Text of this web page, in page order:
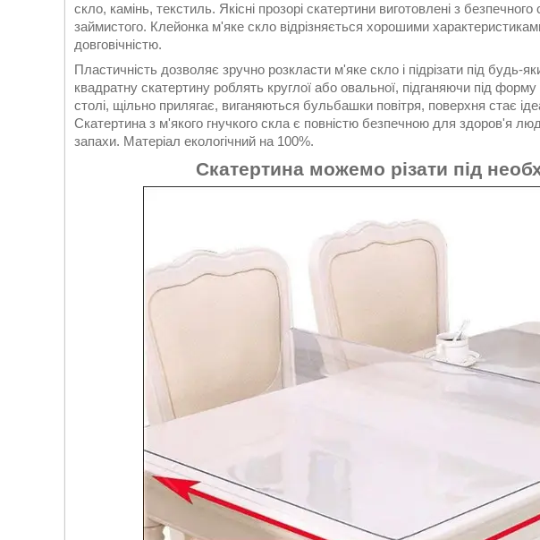
скло, камінь, текстиль. Якісні прозорі скатертини виготовлені з безпечного
займистого. Клейонка м'яке скло відрізняється хорошими характеристиками
довговічністю.
Пластичність дозволяє зручно розкласти м'яке скло і підрізати під будь-
квадратну скатертину роблять круглої або овальної, підганяючи під
столі, щільно прилягає, виганяються бульбашки повітря, поверхня стає
Скатертина з м'якого гнучкого скла є повністю безпечною для здоров'я
запахи. Матеріал екологічний на 100%.
Скатертина можемо різати під